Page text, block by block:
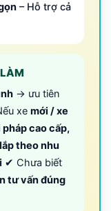
– Hỗ trợ cả
→ ưu tiên
xe mới / xe
pháp cao cấp,
lắp theo nhu
✔ Chưa biết
tư vấn đúng